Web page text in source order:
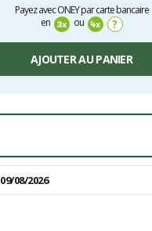
Payez avec ONEY par carte bancaire
en
ou ?
AJOUTER AU PANIER
09/08/2026